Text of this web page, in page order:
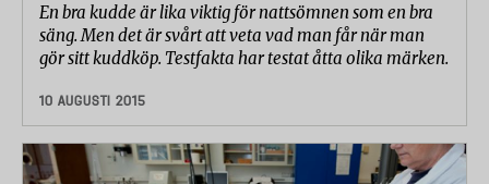
En bra kudde är lika viktig för nattsömnen som en bra
säng. Men det är svårt att veta vad man får när man
gör sitt kuddköp. Testfakta har testat åtta olika märken.
10 AUGUSTI 2015